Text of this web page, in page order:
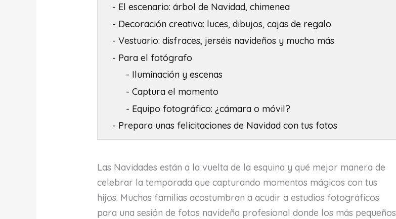
- El escenario: árbol de Navidad, chimenea
- Decoración creativa: luces, dibujos, cajas de regalo
- Vestuario: disfraces, jerséis navideños y mucho más
- Para el fotógrafo
- Iluminación y escenas
- Captura el momento
- Equipo fotográfico: ¿cámara o móvil?
- Prepara unas felicitaciones de Navidad con tus fotos
Las Navidades están a la vuelta de la esquina y qué mejor manera de
celebrar la temporada que capturando momentos mágicos con tus
hijos. Muchas familias acostumbran a acudir a estudios fotográficos
para una sesión de fotos navideña profesional donde los más pequeños